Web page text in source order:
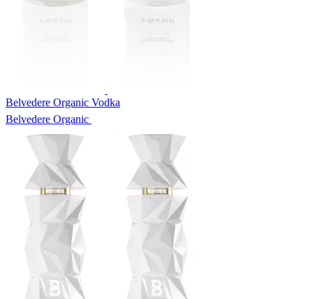
Belvedere Organic Vodka
Belvedere Organic